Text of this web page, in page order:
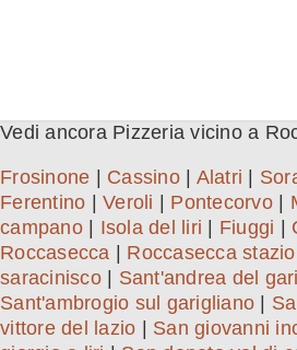
Vedi ancora Pizzeria vicino a
Frosinone Cassino| Alatri
Ferentino
Veroli Pontecorvo|
campano| Isola del liri Fiuggi
Roccasecca
Roccasecca
saracinisco| Sant'andrea del
Sant'ambrogio sul garigliano
vittore del lazio
San giovanni